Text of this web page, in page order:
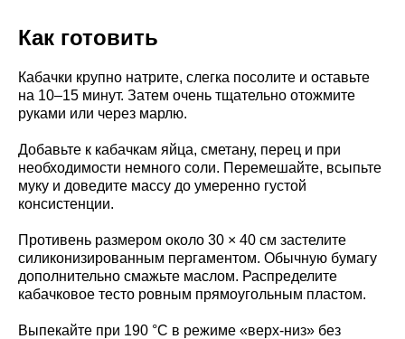
Как готовить
Кабачки крупно натрите, слегка посолите и оставьте
на 10–15 минут. Затем очень тщательно отожмите
руками или через марлю.
Добавьте к кабачкам яйца, сметану, перец и при
необходимости немного соли. Перемешайте, всыпьте
муку и доведите массу до умеренно густой
консистенции.
Противень размером около 30 × 40 см застелите
силиконизированным пергаментом. Обычную бумагу
дополнительно смажьте маслом. Распределите
кабачковое тесто ровным прямоугольным пластом.
Выпекайте при 190 °C в режиме «верх-низ» без